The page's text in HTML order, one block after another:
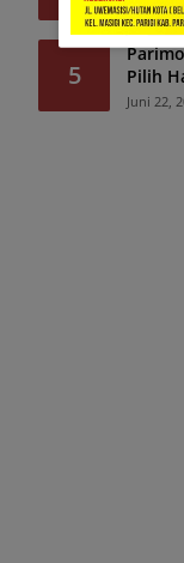
Juni 24,
5
Pilih
Juni 22,